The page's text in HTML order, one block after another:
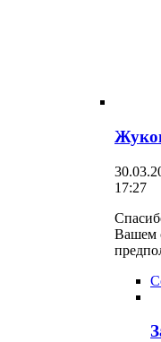
17:27
Вашем